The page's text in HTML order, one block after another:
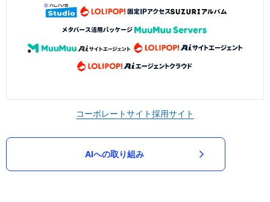
コーポレートサイト採用サイト
AIへの取り組み